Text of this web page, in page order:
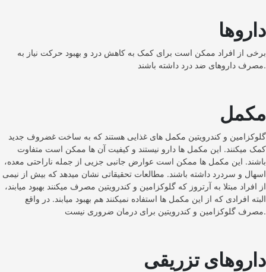
داروها
برخی از افراد ممکن است برای کمک به کاهش درد و بهبود حرکت نیاز به
مصرف داروهای ضد درد داشته باشند.
مکمل
گلوکزامین و کندرویتین مکمل های غذایی هستند که به ساخت غضروف جدید
کمک میکنند. این مکمل ها دارو نیستند و کیفیت آن ها ممکن است متفاوت
باشند. این مکمل ها ممکن است عوارض جانبی جزیی از جمله ناراحتی معده،
اسهال و سردرد داشته باشند. مطالعات تحقیقاتی نشان میدهد که بیش از نیمی
از افراد مبتلا به آرتروز که گلوکزامین و کندرویتین مصرف میکنند بهبود میابند،
البته افرادی که از این مکمل ها استفاده نمیکنند هم بهبود میابند. در واقع
مصرف گلوکزامین و کندرویتین برای درمان ضروری نیست.
داروهای تزریقی